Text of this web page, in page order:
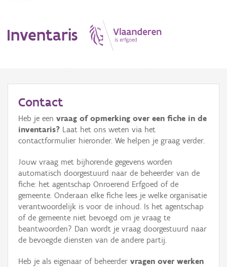
Inventaris
Erfgoedobject
Aanduidingsobject
Waarneming
Thema
Gebeurtenis
Persoon of collectief
Contact
Heb je een vraag of opmerking over een fiche in de
inventaris? Laat het ons weten via het
contactformulier hieronder. We helpen je graag verder.
Jouw vraag met bijhorende gegevens worden
automatisch doorgestuurd naar de beheerder van de
fiche: het agentschap Onroerend Erfgoed of de
gemeente. Onderaan elke fiche lees je welke organisatie
verantwoordelijk is voor de inhoud. Is het agentschap
of de gemeente niet bevoegd om je vraag te
beantwoorden? Dan wordt je vraag doorgestuurd naar
de bevoegde diensten van de andere partij.
Heb je als eigenaar of beheerder vragen over werken